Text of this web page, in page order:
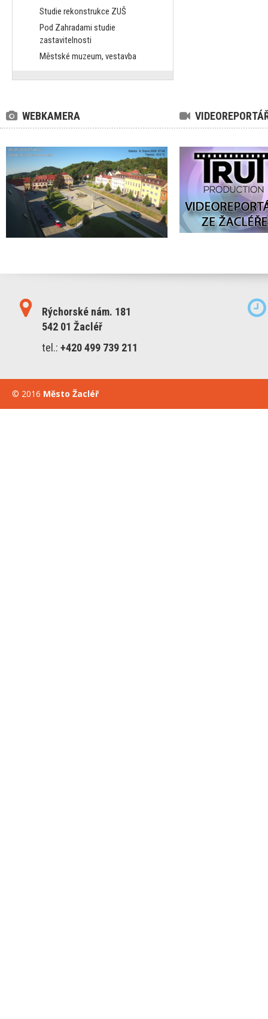
Studie rekonstrukce ZUŠ
Pod Zahradami studie
zastavitelnosti
Městské muzeum, vestavba
WEBKAMERA
Rýchorské nám. 181
542 01 Žacléř
tel.:+420 499 739 211
© 2016 Město Žacléř